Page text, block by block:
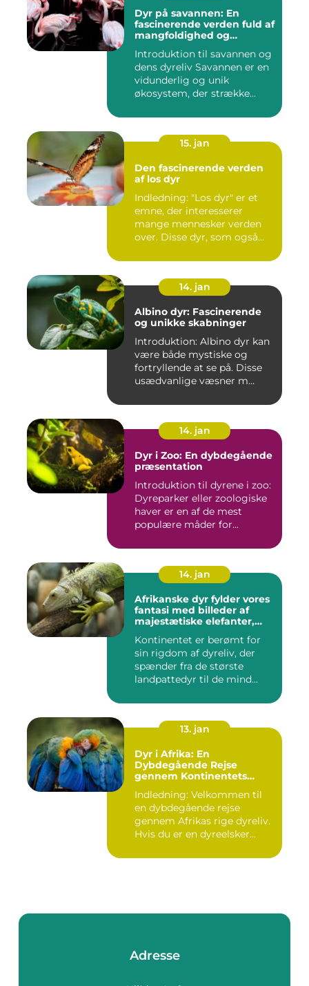
Dyr på savannen: En
fascinerende verden fuld af
mangfoldighed og
Introduktion til savannen og
dens dyreliv Savannen er en
vidunderlig og unik
økosystem, der strække...
15. jan
Den fascinerende verden
af los dyr
Indledning: "Los dyr" er et
emne, der interesserer
mange mennesker verden
over. Disse dyr, som også...
14. jan
Albino dyr: Fascinerende
og unikke skabninger
Introduktion: Albino dyr kan
være både mystiske og
fortryllende at se på. Disse
usædvanlige væsner m...
14. jan
Dyr i Zoo: En dybdegående
præsentation
Introduktion til dyrene i zoo:
Dyreparker eller zoologiske
haver er en af de mest
populære måder for...
14. jan
Afrikanske dyr fylder vores
fantasi med billeder af
majestætiske elefanter,
giraffer
Kontinentet er berømt for
sin rigdom af dyreliv, der
spænder fra de største
landpattedyr til de mind...
13. jan
Dyr i Afrika: En
Dybdegående Rejse
gennem Kontinentets
Indledning: Velkommen til
en dybdegående rejse
gennem Afrikas rige dyreliv.
Hvis du er en dyreelsker...
Adresse